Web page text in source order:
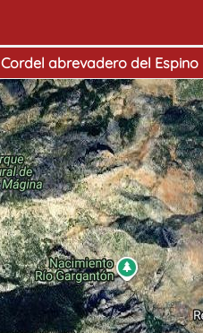
abrevadero del Espino